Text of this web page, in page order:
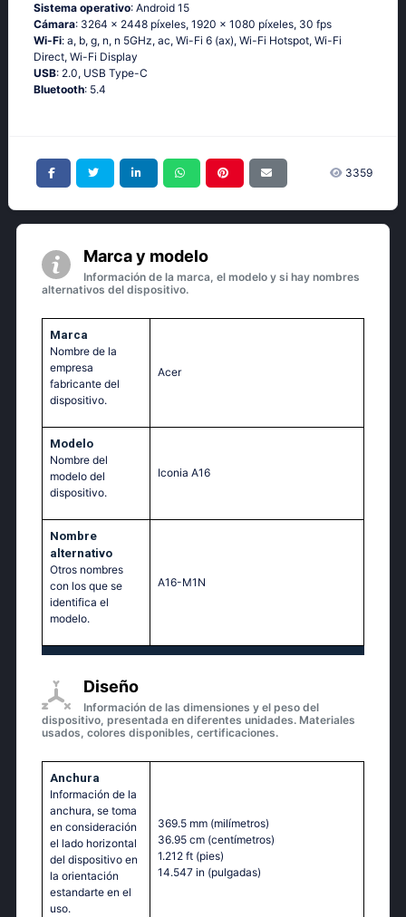
Sistema operativo: Android 15
Cámara: 3264 x 2448 píxeles, 1920 x 1080 píxeles, 30 fps
Wi-Fi: a, b, g, n, n 5GHz, ac, Wi-Fi 6 (ax), Wi-Fi Hotspot, Wi-Fi
Direct, Wi-Fi Display
USB: 2.0, USB Type-C
Bluetooth: 5.4
3359
Marca y modelo
Información de la marca, el modelo y si hay nombres
alternativos del dispositivo.
Marca
Nombre de la
empresa
fabricante del
dispositivo.
Acer
Modelo
Nombre del
modelo del
dispositivo.
Iconia A16
Nombre
alternativo
Otros nombres
con los que se
identifica el
modelo.
A16-M1N
Diseño
Información de las dimensiones y el peso del
dispositivo, presentada en diferentes unidades. Materiales
usados, colores disponibles, certificaciones.
Anchura
Información de la
anchura, se toma
en consideración
el lado horizontal
del dispositivo en
la orientación
estandarte en el
uso.
369.5 mm (milímetros)
36.95 cm (centímetros)
1.212 ft (pies)
14.547 in (pulgadas)